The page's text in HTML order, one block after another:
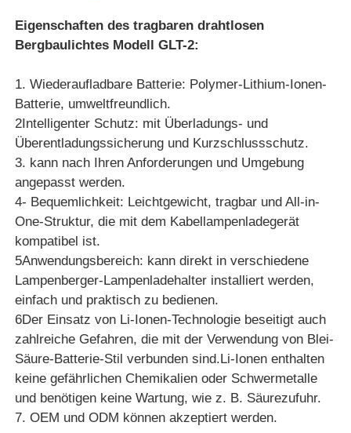
Startseite
Produkte
VR Show
Über uns
Fabrik Tour
Qualitätskontrolle
Eigenschaften des tragbaren drahtlosen
Bergbaulichtes Modell GLT-2:
1. Wiederaufladbare Batterie: Polymer-Lithium-Ionen-
Batterie, umweltfreundlich.
2Intelligenter Schutz: mit Überladungs- und
Überentladungssicherung und Kurzschlussschutz.
3. kann nach Ihren Anforderungen und Umgebung
angepasst werden.
4- Bequemlichkeit: Leichtgewicht, tragbar und All-in-
One-Struktur, die mit dem Kabellampenladegerät
kompatibel ist.
5Anwendungsbereich: kann direkt in verschiedene
Lampenberger-Lampenladehalter installiert werden,
einfach und praktisch zu bedienen.
6Der Einsatz von Li-Ionen-Technologie beseitigt auch
zahlreiche Gefahren, die mit der Verwendung von Blei-
Säure-Batterie-Stil verbunden sind.Li-Ionen enthalten
keine gefährlichen Chemikalien oder Schwermetalle
und benötigen keine Wartung, wie z. B. Säurezufuhr.
7. OEM und ODM können akzeptiert werden.